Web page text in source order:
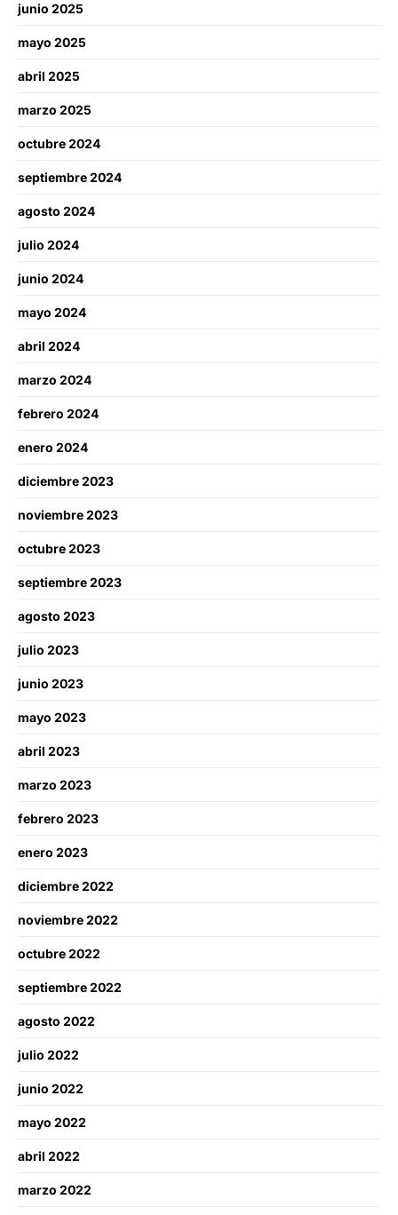
junio 2025
mayo 2025
abril 2025
marzo 2025
octubre 2024
septiembre 2024
agosto 2024
julio 2024
junio 2024
mayo 2024
abril 2024
marzo 2024
febrero 2024
enero 2024
diciembre 2023
noviembre 2023
octubre 2023
septiembre 2023
agosto 2023
julio 2023
junio 2023
mayo 2023
abril 2023
marzo 2023
febrero 2023
enero 2023
diciembre 2022
noviembre 2022
octubre 2022
septiembre 2022
agosto 2022
julio 2022
junio 2022
mayo 2022
abril 2022
marzo 2022